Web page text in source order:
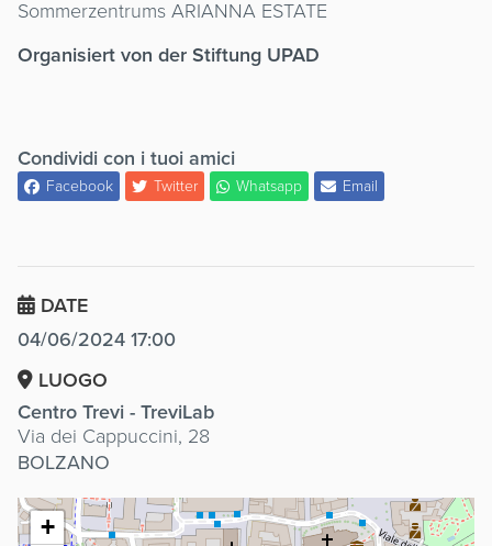
Sommerzentrums ARIANNA ESTATE
Organisiert von der Stiftung UPAD
Condividi con i tuoi amici
Facebook Twitter Whatsapp Email
DATE
04/06/2024 17:00
LUOGO
Centro Trevi - TreviLab
Via dei Cappuccini, 28
BOLZANO
+